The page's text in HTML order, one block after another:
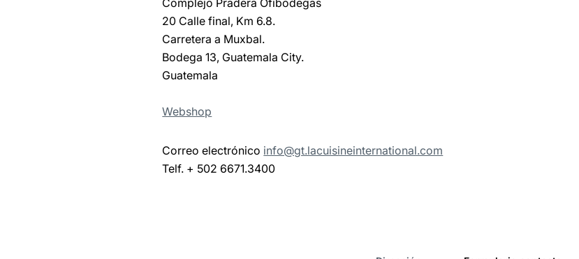
Complejo Pradera Ofibodegas
20 Calle final, Km 6.8.
Carretera a Muxbal.
Bodega 13, Guatemala City.
Guatemala
Webshop
Correo electrónico info@gt.lacuisineinternational.com
Telf. + 502 6671.3400